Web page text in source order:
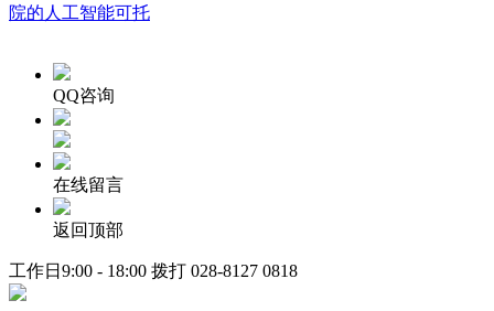
院的人工智能可托
QQ咨询
在线留言
返回顶部
工作日9:00 - 18:00 拨打 028-8127 0818